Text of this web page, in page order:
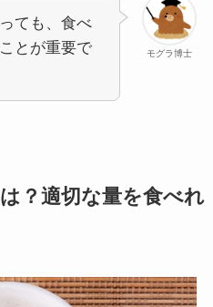
モグラ博士
ても、食べ
とが重要で
？適切な量を食べれ